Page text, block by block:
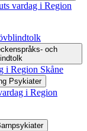
vardag i Region
och
i Region Skåne
Psykiater
i Region